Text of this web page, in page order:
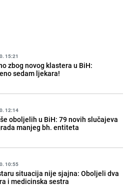
15:21
zbog novog klastera u BiH:
sedam ljekara!
12:14
oboljelih u BiH: 79 novih slučajeva
manjeg bh. entiteta
10:55
situacija nije sjajna: Oboljeli dva
i medicinska sestra